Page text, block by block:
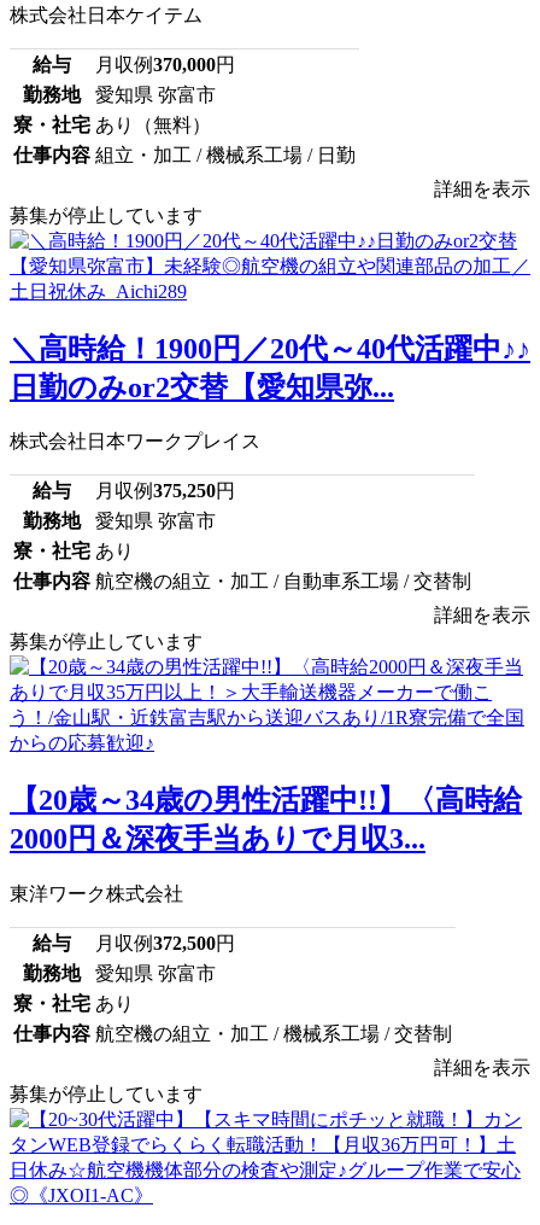
株式会社日本ケイテム
給与 月収例370,000円
勤務地
愛知県 弥富市
寮・社宅 あり（無料）
仕事内容 組立・加工 / 機械系工場 / 日勤
詳細を表示
募集が停止しています
＼高時給！1900円／20代～40代活躍中♪♪
日勤のみor2交替【愛知県弥...
株式会社日本ワークプレイス
給与 月収例375,250円
勤務地
愛知県 弥富市
寮・社宅 あり
仕事内容 航空機の組立・加工 / 自動車系工場 / 交替制
詳細を表示
募集が停止しています
【20歳～34歳の男性活躍中!!】〈高時給
2000円＆深夜手当ありで月収3...
東洋ワーク株式会社
給与 月収例372,500円
勤務地
愛知県 弥富市
寮・社宅 あり
仕事内容 航空機の組立・加工 / 機械系工場 / 交替制
詳細を表示
募集が停止しています